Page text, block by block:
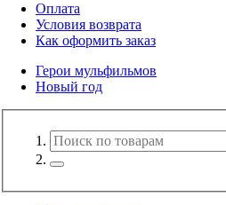
Оплата
Условия возврата
Как оформить заказ
Герои мульфильмов
Новый год